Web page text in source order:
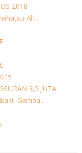
2018
All...
3,5 JUTA
Gamba...